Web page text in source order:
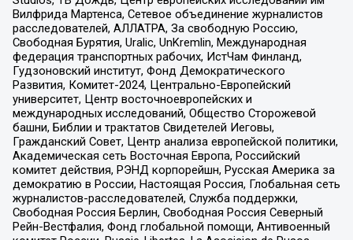
Вилфрида Мартенса, Сетевое объединение журналистов
расследователей, АЛЛАТРА, За свободную Россию,
Свободная Бурятия, Uralic, UnKremlin, Международная
федерация транспортных рабочих, ИстЧам Финланд,
Гудзоновский институт, Фонд Демократического
Развития, Комитет-2024, Центрально-Европейский
университет, Центр восточноевропейских и
международных исследований, Общество Сторожевой
башни, Библии и трактатов Свидетелей Иеговы,
Гражданский Совет, Центр анализа европейской политики,
Академическая сеть Восточная Европа, Российский
комитет действия, РЭНД корпорейшн, Русская Америка за
демократию в России, Настоящая Россия, Глобальная сеть
журналистов-расследователей, Служба поддержки,
Свободная Россия Берлин, Свободная Россия Северный
Рейн-Вестфалия, Фонд глобальной помощи, Антивоенный